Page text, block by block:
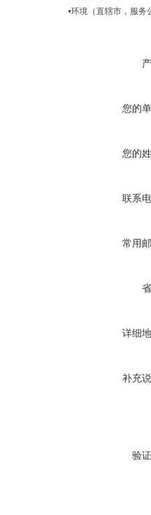
•环境（直辖市，服务
您的
您的
联系
常用
详细
补充
验